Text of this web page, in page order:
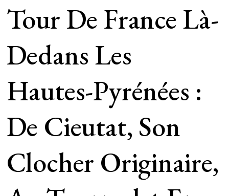
Tour De France Là-
Dedans Les
Hautes-Pyrénées :
De Cieutat, Son
Clocher Originaire,